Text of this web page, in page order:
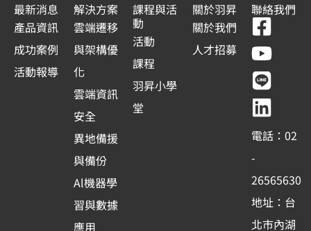
最新消息
產品資訊
成功案例
活動報導
解決方案
雲端遷移
與架構優
化
雲端資訊
安全
異地備援
與備份
Al機器學
習與數據
應用
課程與活
動
活動
課程
羽昇小學
堂
關於羽昇
關於我們
人才招募
聯絡我們
F
a
c
e
b
o
o
k
-
s
Y
o
u
t
u
b
e
L
i
n
e
L
i
n
k
e
d
i
n
電話：02
-
26565630
地址：台
北市內湖